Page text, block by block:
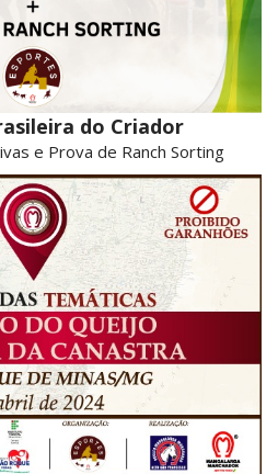
do Criador
e Prova de Ranch Sorting